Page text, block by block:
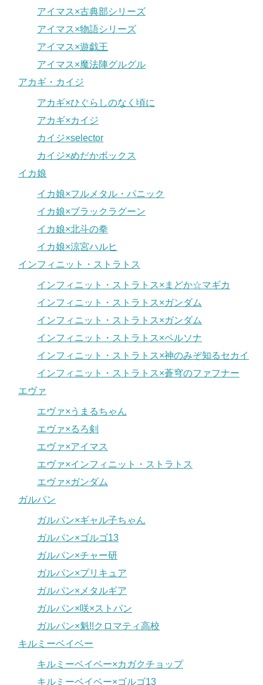
アイマス×古典部シリーズ
アイマス×物語シリーズ
アイマス×遊戯王
アイマス×魔法陣グルグル
アカギ・カイジ
アカギ×ひぐらしのなく頃に
アカギ×カイジ
カイジ×selector
カイジ×めだかボックス
イカ娘
イカ娘×フルメタル・パニック
イカ娘×ブラックラグーン
イカ娘×北斗の拳
イカ娘×涼宮ハルヒ
インフィニット・ストラトス
インフィニット・ストラトス×まどか☆マギカ
インフィニット・ストラトス×ガンダム
インフィニット・ストラトス×ガンダム
インフィニット・ストラトス×ペルソナ
インフィニット・ストラトス×神のみぞ知るセカイ
インフィニット・ストラトス×蒼穹のファフナー
エヴァ
エヴァ×うまるちゃん
エヴァ×るろ剣
エヴァ×アイマス
エヴァ×インフィニット・ストラトス
エヴァ×ガンダム
ガルパン
ガルパン×ギャル子ちゃん
ガルパン×ゴルゴ13
ガルパン×チャー研
ガルパン×プリキュア
ガルパン×メタルギア
ガルパン×咲×ストパン
ガルパン×魁!!クロマティ高校
キルミーベイベー
キルミーベイベー×カガクチョップ
キルミーベイベー×ゴルゴ13